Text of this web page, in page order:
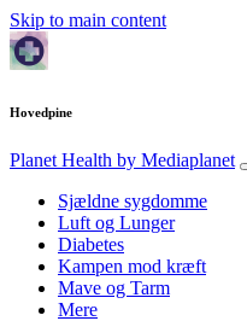
Skip to main content
Hovedpine
Planet Health by Mediaplanet
Sjældne sygdomme
Luft og Lunger
Diabetes
Kampen mod kræft
Mave og Tarm
Mere